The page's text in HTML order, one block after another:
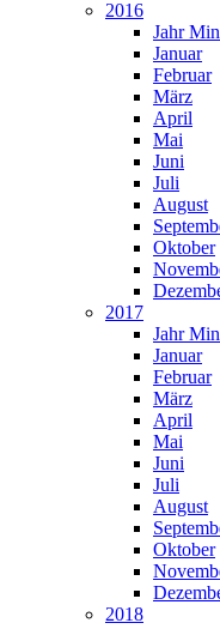
2016
Jahr
Januar
Februar
März
April
Mai
Juni
Juli
August
Oktober
2017
Jahr
Januar
Februar
März
April
Mai
Juni
Juli
August
Oktober
2018